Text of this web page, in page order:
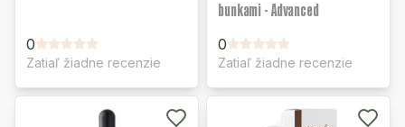
0
Zatiaľ žiadne recenzie
bunkami - Advanced
0
Zatiaľ žiadne recenzie